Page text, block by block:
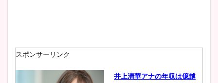
スポンサーリンク
井上清華アナの年収は億越